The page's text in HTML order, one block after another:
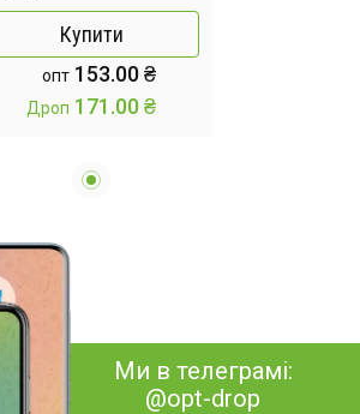
садова насадка для
поливу для газону
Туман 10 м
Купити
опт 153.00 ₴
Дроп 171.00 ₴
Ми в телеграмі:
@opt-drop